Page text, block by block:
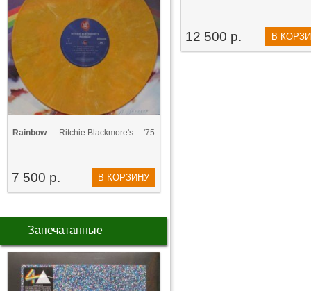
Rainbow— Ritchie Blackmore's ... '75
7 500 р. В КОРЗИНУ
Запечатанные
12 500 р. В